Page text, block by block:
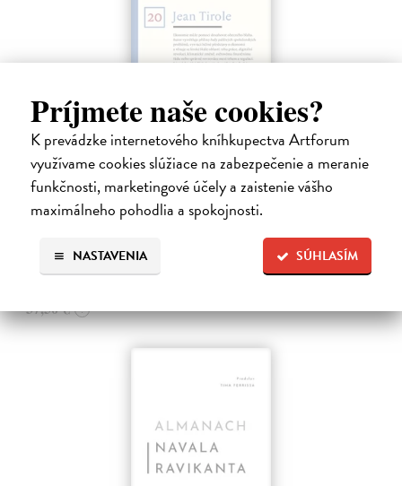
Príjmete naše cookies?
K prevádzke internetového kníhkupectva Artforum
využívame cookies slúžiace na zabezpečenie a meranie
funkčnosti, marketingové účely a zaistenie vášho
maximálneho pohodlia a spokojnosti.
SÚHLASÍM
NASTAVENIA
Ekonomie pro obecné blaho
Tirole Jean| Kniha
Ekonomie může pomoci realizovat společné dobro, pokud
ekonomové opustí své obvyklé role: psaní odborných článků do
vědeckých časopisů, které čtou jen jejich kolegové, nebo vypouštění
zjednodušených pouček…
33,75 €
37,50 € ?